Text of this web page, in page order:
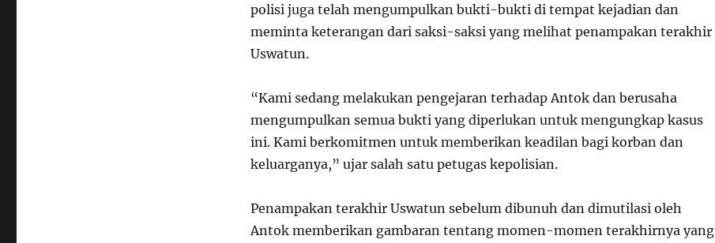
polisi juga telah mengumpulkan bukti-bukti di tempat kejadian dan
meminta keterangan dari saksi-saksi yang melihat penampakan terakhir
Uswatun.
“Kami sedang melakukan pengejaran terhadap Antok dan berusaha
mengumpulkan semua bukti yang diperlukan untuk mengungkap kasus
ini. Kami berkomitmen untuk memberikan keadilan bagi korban dan
keluarganya,” ujar salah satu petugas kepolisian.
Penampakan terakhir Uswatun sebelum dibunuh dan dimutilasi oleh
Antok memberikan gambaran tentang momen-momen terakhirnya yang